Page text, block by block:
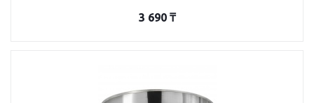
3 690 ₸